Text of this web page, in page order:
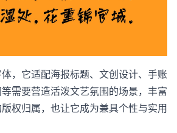
，它适配海报标题、文创设计、手账
需要营造活泼文艺氛围的场景，丰富
权归属，也让它成为兼具个性与实用